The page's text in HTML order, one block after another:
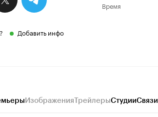
Добавить инфо
Время
ИзображенияТрейлерыСтудииСвязи